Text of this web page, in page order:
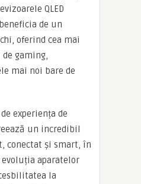
QLED
de un
oferind cea mai
gaming,
mai noi bare de
experiența de
un incredibil
conectat și smart, în
aparatelor
la